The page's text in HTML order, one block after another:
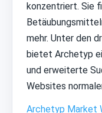
konzentriert. Sie
mehr. Unter den
bietet Archetyp
und erweiterte
Websites
Archetyp Market